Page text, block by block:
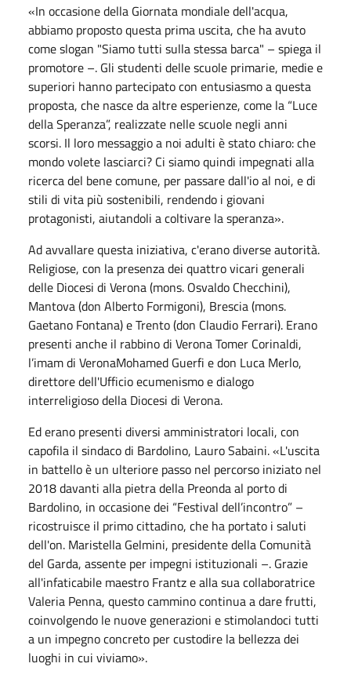
«In occasione della Giornata mondiale dell'acqua,
abbiamo proposto questa prima uscita, che ha avuto
come slogan "Siamo tutti sulla stessa barca" – spiega il
promotore –. Gli studenti delle scuole primarie, medie e
superiori hanno partecipato con entusiasmo a questa
proposta, che nasce da altre esperienze, come la “Luce
della Speranza”, realizzate nelle scuole negli anni
scorsi. Il loro messaggio a noi adulti è stato chiaro: che
mondo volete lasciarci? Ci siamo quindi impegnati alla
ricerca del bene comune, per passare dall'io al noi, e di
stili di vita più sostenibili, rendendo i giovani
protagonisti, aiutandoli a coltivare la speranza».
Ad avvallare questa iniziativa, c'erano diverse autorità.
Religiose, con la presenza dei quattro vicari generali
delle Diocesi di Verona (mons. Osvaldo Checchini),
Mantova (don Alberto Formigoni), Brescia (mons.
Gaetano Fontana) e Trento (don Claudio Ferrari). Erano
presenti anche il rabbino di Verona Tomer Corinaldi,
l’imam di VeronaMohamed Guerfi e don Luca Merlo,
direttore dell'Ufficio ecumenismo e dialogo
interreligioso della Diocesi di Verona.
Ed erano presenti diversi amministratori locali, con
capofila il sindaco di Bardolino, Lauro Sabaini. «L'uscita
in battello è un ulteriore passo nel percorso iniziato nel
2018 davanti alla pietra della Preonda al porto di
Bardolino, in occasione dei “Festival dell’incontro” –
ricostruisce il primo cittadino, che ha portato i saluti
dell'on. Maristella Gelmini, presidente della Comunità
del Garda, assente per impegni istituzionali –. Grazie
all'infaticabile maestro Frantz e alla sua collaboratrice
Valeria Penna, questo cammino continua a dare frutti,
coinvolgendo le nuove generazioni e stimolandoci tutti
a un impegno concreto per custodire la bellezza dei
luoghi in cui viviamo».